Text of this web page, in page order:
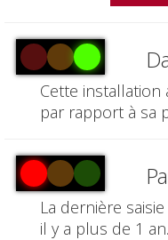
Cette
par rapport à sa
La dernière
il y a plus de 1 an.